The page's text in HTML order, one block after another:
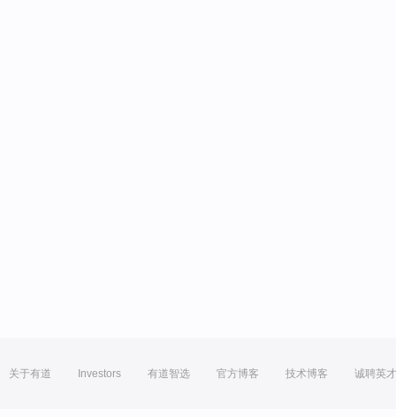
关于有道 Investors 有道智选 官方博客 技术博客 诚聘英才